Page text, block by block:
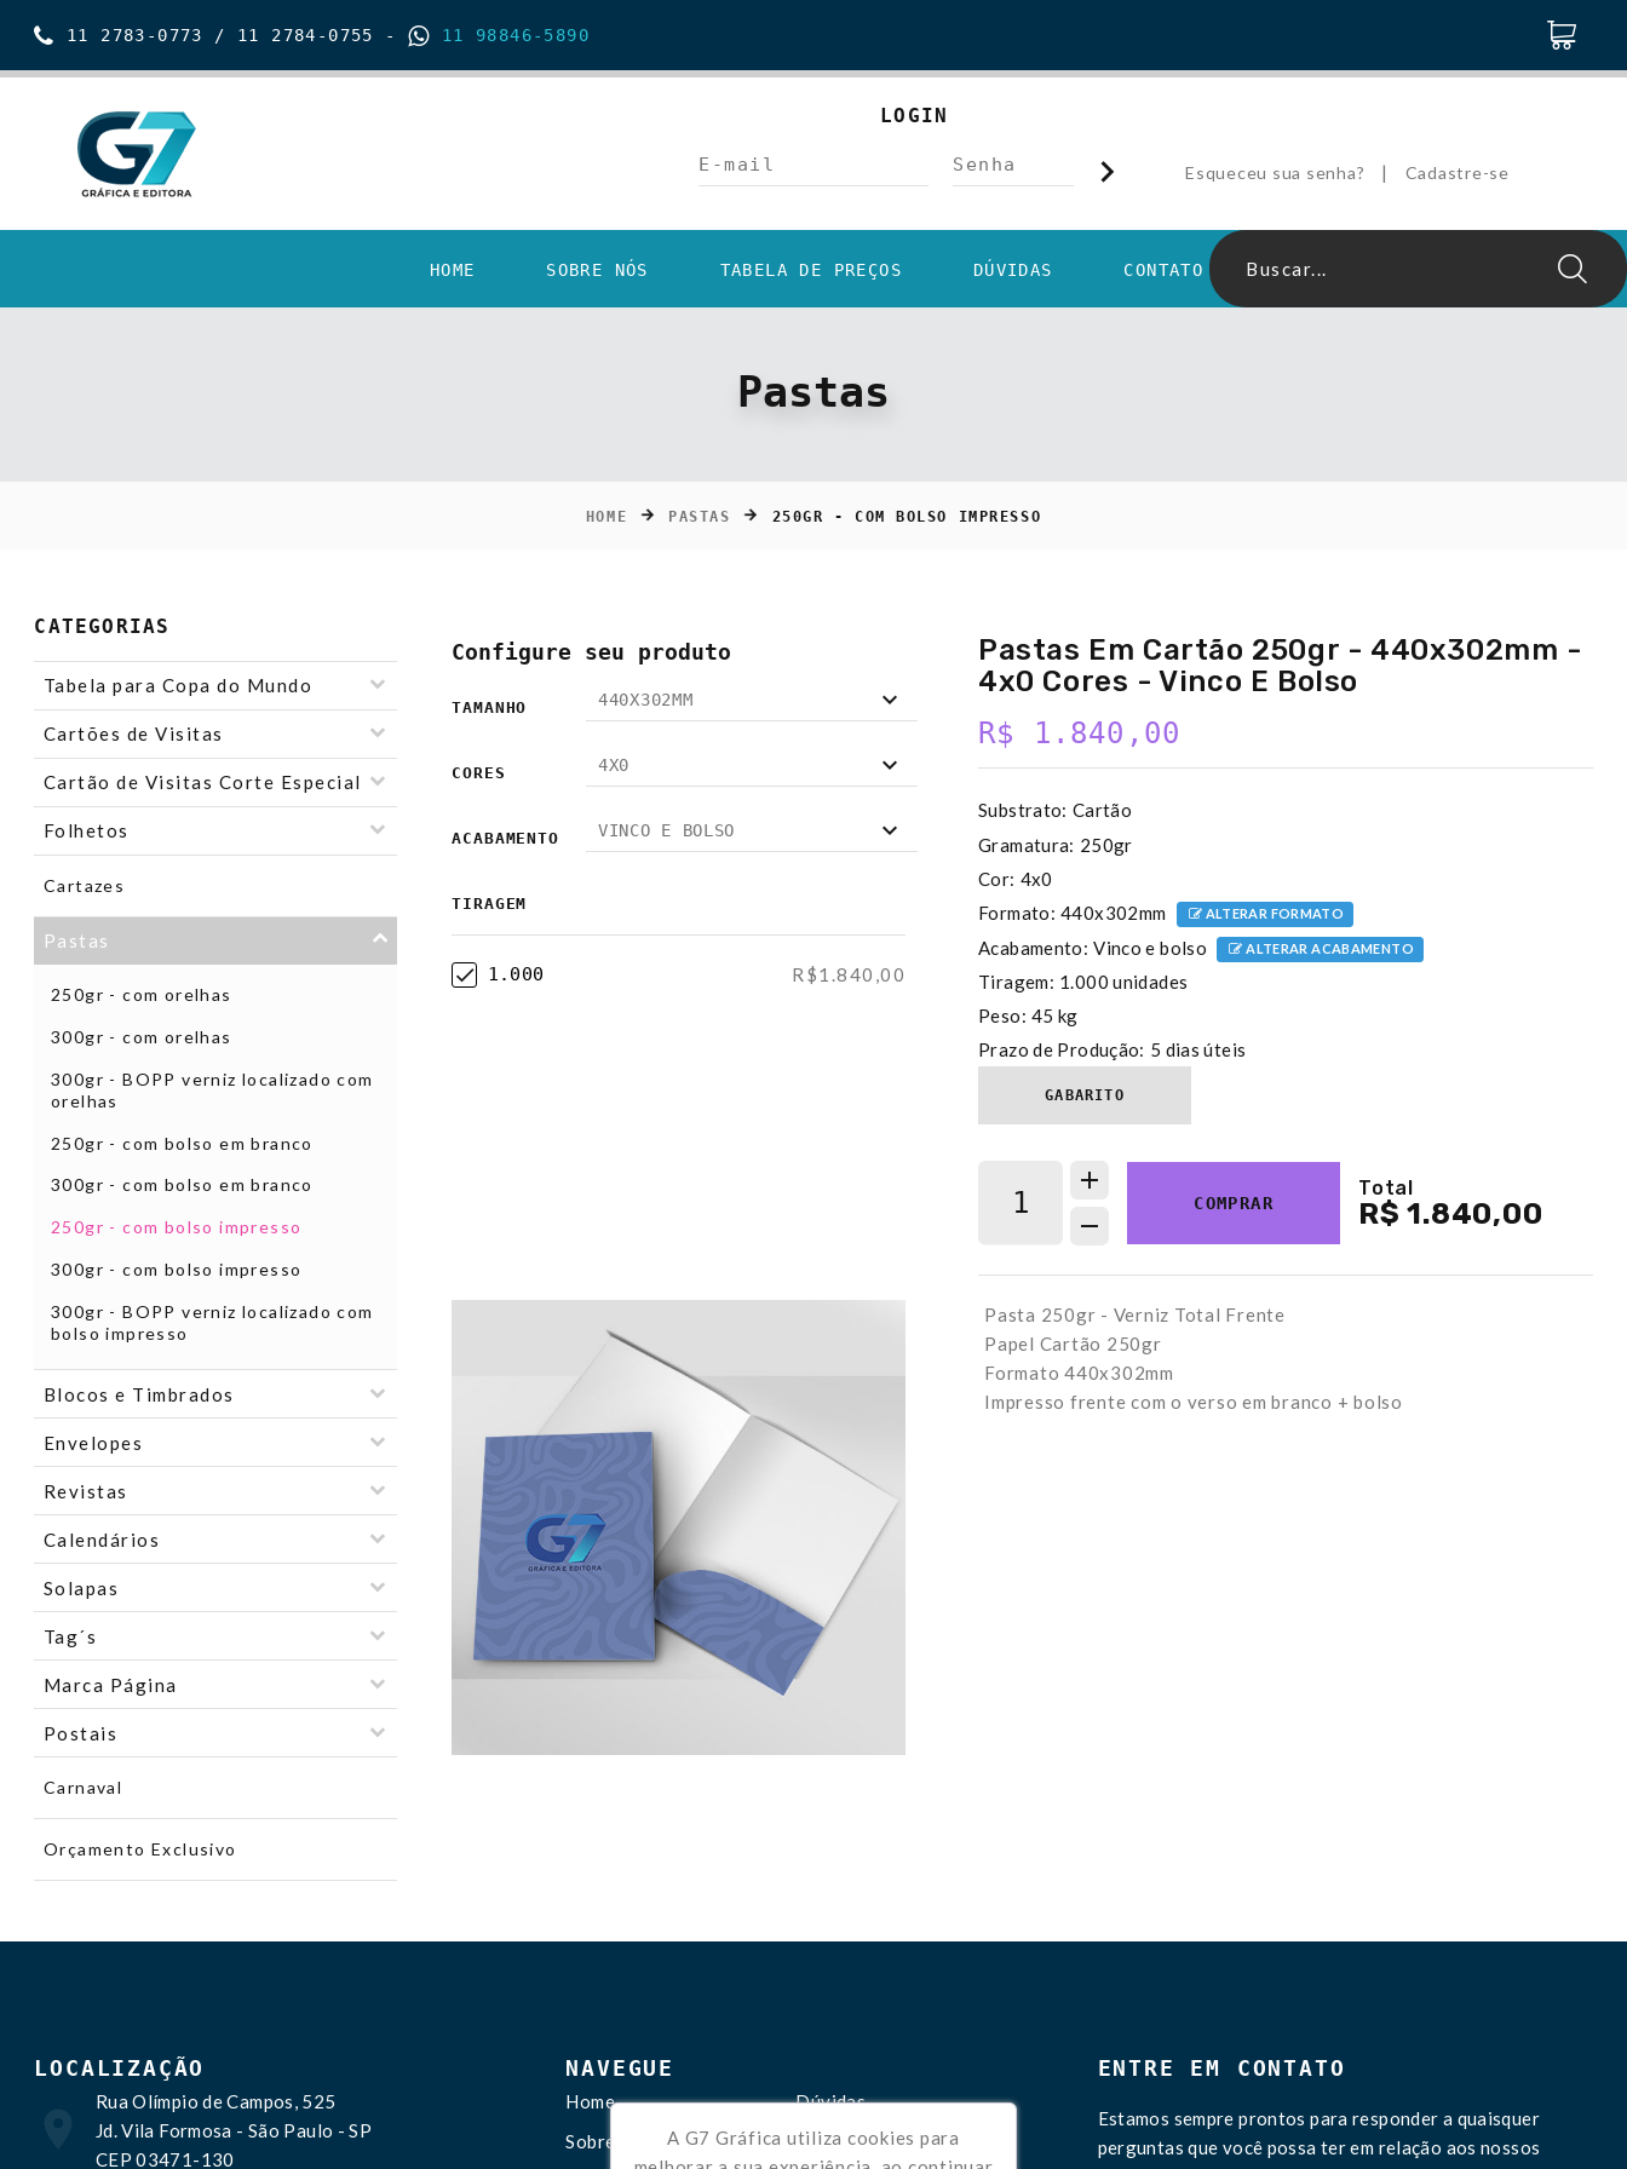
11 2783-0773 / 11 2784-0755 - 11 98846-5890
LOGIN
Esqueceu sua senha? | Cadastre-se
Buscar...
HOME SOBRE NÓS TABELA DE PREÇOS DÚVIDAS CONTATO
Pastas
HOME PASTAS 250GR - COM BOLSO IMPRESSO
CATEGORIAS
Tabela para Copa do Mundo
Cartões de Visitas
Cartão de Visitas Corte Especial
Folhetos
Cartazes
Pastas
250gr - com orelhas
300gr - com orelhas
300gr - BOPP verniz localizado com
orelhas
250gr - com bolso em branco
300gr - com bolso em branco
250gr - com bolso impresso
300gr - com bolso impresso
300gr - BOPP verniz localizado com
bolso impresso
Blocos e Timbrados
Envelopes
Revistas
Calendários
Solapas
Tag´s
Marca Página
Postais
Carnaval
Orçamento Exclusivo
Configure seu produto
TAMANHO 440X302MM
CORES 4X0
ACABAMENTO VINCO E BOLSO
TIRAGEM
1.000 R$1.840,00
Pastas Em Cartão 250gr - 440x302mm -
4x0 Cores - Vinco E Bolso
R$ 1.840,00
Substrato: Cartão
Gramatura: 250gr
Cor: 4x0
Formato: 440x302mm ALTERAR FORMATO
Acabamento: Vinco e bolso ALTERAR ACABAMENTO
Tiragem: 1.000 unidades
Peso: 45 kg
Prazo de Produção: 5 dias úteis
GABARITO
COMPRAR
Total
R$ 1.840,00
Pasta 250gr - Verniz Total Frente
Papel Cartão 250gr
Formato 440x302mm
Impresso frente com o verso em branco + bolso
LOCALIZAÇÃO
Rua Olímpio de Campos, 525
Jd. Vila Formosa - São Paulo - SP
CEP 03471-130
NAVEGUE
Home
Sobre Nós
Dúvidas
Contato
ENTRE EM CONTATO
Estamos sempre prontos para responder a quaisquer
perguntas que você possa ter em relação aos nossos
A G7 Gráfica utiliza cookies para